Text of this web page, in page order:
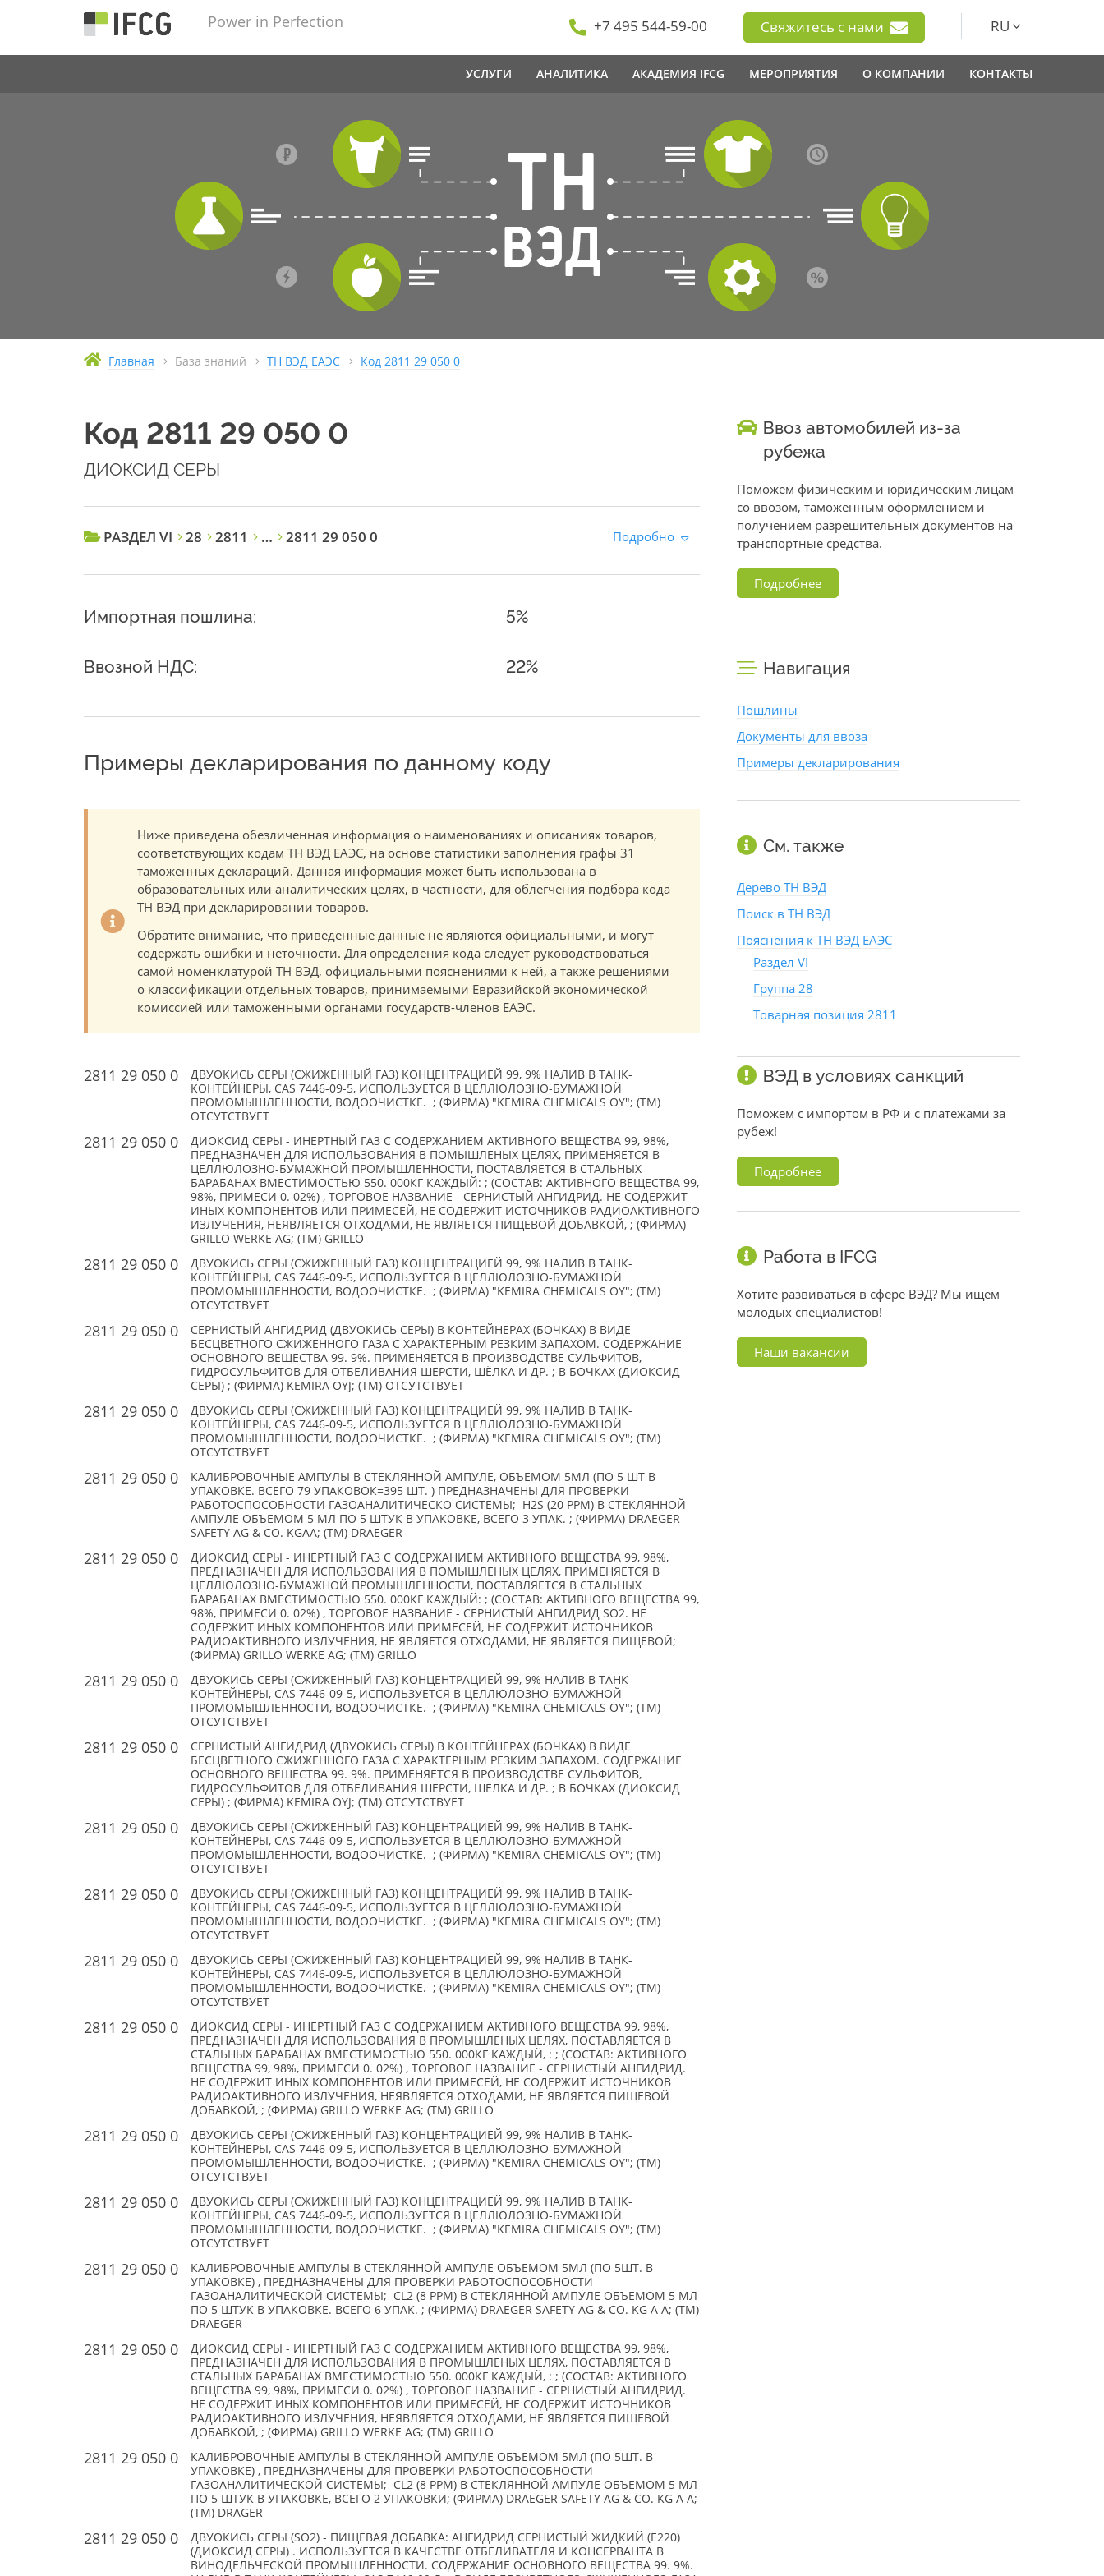
Power in Perfection +7 495 544-59-00 Свяжитесь с нами RU
УСЛУГИ АНАЛИТИКА АКАДЕМИЯ IFCG МЕРОПРИЯТИЯ О КОМПАНИИ КОНТАКТЫ
Главная База знаний ТН ВЭД ЕАЭС Код 2811 29 050 0
Код 2811 29 050 0
ДИОКСИД СЕРЫ
РАЗДЕЛ VI 28 2811 … 2811 29 050 0 Подробно
Импортная пошлина: 5%
Ввозной НДС: 22%
Примеры декларирования по данному коду
Ниже приведена обезличенная информация о наименованиях и описаниях товаров,
соответствующих кодам ТН ВЭД ЕАЭС, на основе статистики заполнения графы 31
таможенных деклараций. Данная информация может быть использована в
образовательных или аналитических целях, в частности, для облегчения подбора кода
ТН ВЭД при декларировании товаров.
Обратите внимание, что приведенные данные не являются официальными, и могут
содержать ошибки и неточности. Для определения кода следует руководствоваться
самой номенклатурой ТН ВЭД, официальными пояснениями к ней, а также решениями
о классификации отдельных товаров, принимаемыми Евразийской экономической
комиссией или таможенными органами государств-членов ЕАЭС.
2811 29 050 0
ДВУОКИСЬ СЕРЫ (СЖИЖЕННЫЙ ГАЗ) КОНЦЕНТРАЦИЕЙ 99, 9% НАЛИВ В ТАНК-
КОНТЕЙНЕРЫ, CAS 7446-09-5, ИСПОЛЬЗУЕТСЯ В ЦЕЛЛЮЛОЗНО-БУМАЖНОЙ
ПРОМОМЫШЛЕННОСТИ, ВОДООЧИСТКЕ. ; (ФИРМА) "KEMIRA CHEMICALS OY"; (TM)
ОТСУТСТВУЕТ
2811 29 050 0
ДИОКСИД СЕРЫ - ИНЕРТНЫЙ ГАЗ С СОДЕРЖАНИЕМ АКТИВНОГО ВЕЩЕСТВА 99, 98%,
ПРЕДНАЗНАЧЕН ДЛЯ ИСПОЛЬЗОВАНИЯ В ПОМЫШЛЕНЫХ ЦЕЛЯХ, ПРИМЕНЯЕТСЯ В
ЦЕЛЛЮЛОЗНО-БУМАЖНОЙ ПРОМЫШЛЕННОСТИ, ПОСТАВЛЯЕТСЯ В СТАЛЬНЫХ
БАРАБАНАХ ВМЕСТИМОСТЬЮ 550. 000КГ КАЖДЫЙ: ; (СОСТАВ: АКТИВНОГО ВЕЩЕСТВА 99,
98%, ПРИМЕСИ 0. 02%) , ТОРГОВОЕ НАЗВАНИЕ - СЕРНИСТЫЙ АНГИДРИД. НЕ СОДЕРЖИТ
ИНЫХ КОМПОНЕНТОВ ИЛИ ПРИМЕСЕЙ, НЕ СОДЕРЖИТ ИСТОЧНИКОВ РАДИОАКТИВНОГО
ИЗЛУЧЕНИЯ, НЕЯВЛЯЕТСЯ ОТХОДАМИ, НЕ ЯВЛЯЕТСЯ ПИЩЕВОЙ ДОБАВКОЙ, ; (ФИРМА)
GRILLO WERKE AG; (TM) GRILLO
2811 29 050 0
ДВУОКИСЬ СЕРЫ (СЖИЖЕННЫЙ ГАЗ) КОНЦЕНТРАЦИЕЙ 99, 9% НАЛИВ В ТАНК-
КОНТЕЙНЕРЫ, CAS 7446-09-5, ИСПОЛЬЗУЕТСЯ В ЦЕЛЛЮЛОЗНО-БУМАЖНОЙ
ПРОМОМЫШЛЕННОСТИ, ВОДООЧИСТКЕ. ; (ФИРМА) "KEMIRA CHEMICALS OY"; (TM)
ОТСУТСТВУЕТ
2811 29 050 0
СЕРНИСТЫЙ АНГИДРИД (ДВУОКИСЬ СЕРЫ) В КОНТЕЙНЕРАХ (БОЧКАХ) В ВИДЕ
БЕСЦВЕТНОГО СЖИЖЕННОГО ГАЗА С ХАРАКТЕРНЫМ РЕЗКИМ ЗАПАХОМ. СОДЕРЖАНИЕ
ОСНОВНОГО ВЕЩЕСТВА 99. 9%. ПРИМЕНЯЕТСЯ В ПРОИЗВОДСТВЕ СУЛЬФИТОВ,
ГИДРОСУЛЬФИТОВ ДЛЯ ОТБЕЛИВАНИЯ ШЕРСТИ, ШЁЛКА И ДР. ; В БОЧКАХ (ДИОКСИД
СЕРЫ) ; (ФИРМА) KEMIRA OYJ; (TM) ОТСУТСТВУЕТ
2811 29 050 0
ДВУОКИСЬ СЕРЫ (СЖИЖЕННЫЙ ГАЗ) КОНЦЕНТРАЦИЕЙ 99, 9% НАЛИВ В ТАНК-
КОНТЕЙНЕРЫ, CAS 7446-09-5, ИСПОЛЬЗУЕТСЯ В ЦЕЛЛЮЛОЗНО-БУМАЖНОЙ
ПРОМОМЫШЛЕННОСТИ, ВОДООЧИСТКЕ. ; (ФИРМА) "KEMIRA CHEMICALS OY"; (TM)
ОТСУТСТВУЕТ
2811 29 050 0
КАЛИБРОВОЧНЫЕ АМПУЛЫ В СТЕКЛЯННОЙ АМПУЛЕ, ОБЪЕМОМ 5МЛ (ПО 5 ШТ В
УПАКОВКЕ. ВСЕГО 79 УПАКОВОК=395 ШТ. ) ПРЕДНАЗНАЧЕНЫ ДЛЯ ПРОВЕРКИ
РАБОТОСПОСОБНОСТИ ГАЗОАНАЛИТИЧЕСКО СИСТЕМЫ; H2S (20 PPM) В СТЕКЛЯННОЙ
АМПУЛЕ ОБЪЕМОМ 5 МЛ ПО 5 ШТУК В УПАКОВКЕ, ВСЕГО 3 УПАК. ; (ФИРМА) DRAEGER
SAFETY AG & CO. KGAA; (TM) DRAEGER
2811 29 050 0
ДИОКСИД СЕРЫ - ИНЕРТНЫЙ ГАЗ С СОДЕРЖАНИЕМ АКТИВНОГО ВЕЩЕСТВА 99, 98%,
ПРЕДНАЗНАЧЕН ДЛЯ ИСПОЛЬЗОВАНИЯ В ПОМЫШЛЕНЫХ ЦЕЛЯХ, ПРИМЕНЯЕТСЯ В
ЦЕЛЛЮЛОЗНО-БУМАЖНОЙ ПРОМЫШЛЕННОСТИ, ПОСТАВЛЯЕТСЯ В СТАЛЬНЫХ
БАРАБАНАХ ВМЕСТИМОСТЬЮ 550. 000КГ КАЖДЫЙ: ; (СОСТАВ: АКТИВНОГО ВЕЩЕСТВА 99,
98%, ПРИМЕСИ 0. 02%) , ТОРГОВОЕ НАЗВАНИЕ - СЕРНИСТЫЙ АНГИДРИД SO2. НЕ
СОДЕРЖИТ ИНЫХ КОМПОНЕНТОВ ИЛИ ПРИМЕСЕЙ, НЕ СОДЕРЖИТ ИСТОЧНИКОВ
РАДИОАКТИВНОГО ИЗЛУЧЕНИЯ, НЕ ЯВЛЯЕТСЯ ОТХОДАМИ, НЕ ЯВЛЯЕТСЯ ПИЩЕВОЙ;
(ФИРМА) GRILLO WERKE AG; (TM) GRILLO
2811 29 050 0
ДВУОКИСЬ СЕРЫ (СЖИЖЕННЫЙ ГАЗ) КОНЦЕНТРАЦИЕЙ 99, 9% НАЛИВ В ТАНК-
КОНТЕЙНЕРЫ, CAS 7446-09-5, ИСПОЛЬЗУЕТСЯ В ЦЕЛЛЮЛОЗНО-БУМАЖНОЙ
ПРОМОМЫШЛЕННОСТИ, ВОДООЧИСТКЕ. ; (ФИРМА) "KEMIRA CHEMICALS OY"; (TM)
ОТСУТСТВУЕТ
2811 29 050 0
СЕРНИСТЫЙ АНГИДРИД (ДВУОКИСЬ СЕРЫ) В КОНТЕЙНЕРАХ (БОЧКАХ) В ВИДЕ
БЕСЦВЕТНОГО СЖИЖЕННОГО ГАЗА С ХАРАКТЕРНЫМ РЕЗКИМ ЗАПАХОМ. СОДЕРЖАНИЕ
ОСНОВНОГО ВЕЩЕСТВА 99. 9%. ПРИМЕНЯЕТСЯ В ПРОИЗВОДСТВЕ СУЛЬФИТОВ,
ГИДРОСУЛЬФИТОВ ДЛЯ ОТБЕЛИВАНИЯ ШЕРСТИ, ШЁЛКА И ДР. ; В БОЧКАХ (ДИОКСИД
СЕРЫ) ; (ФИРМА) KEMIRA OYJ; (TM) ОТСУТСТВУЕТ
2811 29 050 0
ДВУОКИСЬ СЕРЫ (СЖИЖЕННЫЙ ГАЗ) КОНЦЕНТРАЦИЕЙ 99, 9% НАЛИВ В ТАНК-
КОНТЕЙНЕРЫ, CAS 7446-09-5, ИСПОЛЬЗУЕТСЯ В ЦЕЛЛЮЛОЗНО-БУМАЖНОЙ
ПРОМОМЫШЛЕННОСТИ, ВОДООЧИСТКЕ. ; (ФИРМА) "KEMIRA CHEMICALS OY"; (TM)
ОТСУТСТВУЕТ
2811 29 050 0
ДВУОКИСЬ СЕРЫ (СЖИЖЕННЫЙ ГАЗ) КОНЦЕНТРАЦИЕЙ 99, 9% НАЛИВ В ТАНК-
КОНТЕЙНЕРЫ, CAS 7446-09-5, ИСПОЛЬЗУЕТСЯ В ЦЕЛЛЮЛОЗНО-БУМАЖНОЙ
ПРОМОМЫШЛЕННОСТИ, ВОДООЧИСТКЕ. ; (ФИРМА) "KEMIRA CHEMICALS OY"; (TM)
ОТСУТСТВУЕТ
2811 29 050 0
ДВУОКИСЬ СЕРЫ (СЖИЖЕННЫЙ ГАЗ) КОНЦЕНТРАЦИЕЙ 99, 9% НАЛИВ В ТАНК-
КОНТЕЙНЕРЫ, CAS 7446-09-5, ИСПОЛЬЗУЕТСЯ В ЦЕЛЛЮЛОЗНО-БУМАЖНОЙ
ПРОМОМЫШЛЕННОСТИ, ВОДООЧИСТКЕ. ; (ФИРМА) "KEMIRA CHEMICALS OY"; (TM)
ОТСУТСТВУЕТ
2811 29 050 0
ДИОКСИД СЕРЫ - ИНЕРТНЫЙ ГАЗ С СОДЕРЖАНИЕМ АКТИВНОГО ВЕЩЕСТВА 99, 98%,
ПРЕДНАЗНАЧЕН ДЛЯ ИСПОЛЬЗОВАНИЯ В ПРОМЫШЛЕНЫХ ЦЕЛЯХ, ПОСТАВЛЯЕТСЯ В
СТАЛЬНЫХ БАРАБАНАХ ВМЕСТИМОСТЬЮ 550. 000КГ КАЖДЫЙ, : ; (СОСТАВ: АКТИВНОГО
ВЕЩЕСТВА 99, 98%, ПРИМЕСИ 0. 02%) , ТОРГОВОЕ НАЗВАНИЕ - СЕРНИСТЫЙ АНГИДРИД.
НЕ СОДЕРЖИТ ИНЫХ КОМПОНЕНТОВ ИЛИ ПРИМЕСЕЙ, НЕ СОДЕРЖИТ ИСТОЧНИКОВ
РАДИОАКТИВНОГО ИЗЛУЧЕНИЯ, НЕЯВЛЯЕТСЯ ОТХОДАМИ, НЕ ЯВЛЯЕТСЯ ПИЩЕВОЙ
ДОБАВКОЙ, ; (ФИРМА) GRILLO WERKE AG; (TM) GRILLO
2811 29 050 0
ДВУОКИСЬ СЕРЫ (СЖИЖЕННЫЙ ГАЗ) КОНЦЕНТРАЦИЕЙ 99, 9% НАЛИВ В ТАНК-
КОНТЕЙНЕРЫ, CAS 7446-09-5, ИСПОЛЬЗУЕТСЯ В ЦЕЛЛЮЛОЗНО-БУМАЖНОЙ
ПРОМОМЫШЛЕННОСТИ, ВОДООЧИСТКЕ. ; (ФИРМА) "KEMIRA CHEMICALS OY"; (TM)
ОТСУТСТВУЕТ
2811 29 050 0
ДВУОКИСЬ СЕРЫ (СЖИЖЕННЫЙ ГАЗ) КОНЦЕНТРАЦИЕЙ 99, 9% НАЛИВ В ТАНК-
КОНТЕЙНЕРЫ, CAS 7446-09-5, ИСПОЛЬЗУЕТСЯ В ЦЕЛЛЮЛОЗНО-БУМАЖНОЙ
ПРОМОМЫШЛЕННОСТИ, ВОДООЧИСТКЕ. ; (ФИРМА) "KEMIRA CHEMICALS OY"; (TM)
ОТСУТСТВУЕТ
2811 29 050 0
КАЛИБРОВОЧНЫЕ АМПУЛЫ В СТЕКЛЯННОЙ АМПУЛЕ ОБЪЕМОМ 5МЛ (ПО 5ШТ. В
УПАКОВКЕ) , ПРЕДНАЗНАЧЕНЫ ДЛЯ ПРОВЕРКИ РАБОТОСПОСОБНОСТИ
ГАЗОАНАЛИТИЧЕСКОЙ СИСТЕМЫ; CL2 (8 PPM) В СТЕКЛЯННОЙ АМПУЛЕ ОБЪЕМОМ 5 МЛ
ПО 5 ШТУК В УПАКОВКЕ. ВСЕГО 6 УПАК. ; (ФИРМА) DRAEGER SAFETY AG & CO. KG A A; (TM)
DRAEGER
2811 29 050 0
ДИОКСИД СЕРЫ - ИНЕРТНЫЙ ГАЗ С СОДЕРЖАНИЕМ АКТИВНОГО ВЕЩЕСТВА 99, 98%,
ПРЕДНАЗНАЧЕН ДЛЯ ИСПОЛЬЗОВАНИЯ В ПРОМЫШЛЕНЫХ ЦЕЛЯХ, ПОСТАВЛЯЕТСЯ В
СТАЛЬНЫХ БАРАБАНАХ ВМЕСТИМОСТЬЮ 550. 000КГ КАЖДЫЙ, : ; (СОСТАВ: АКТИВНОГО
ВЕЩЕСТВА 99, 98%, ПРИМЕСИ 0. 02%) , ТОРГОВОЕ НАЗВАНИЕ - СЕРНИСТЫЙ АНГИДРИД.
НЕ СОДЕРЖИТ ИНЫХ КОМПОНЕНТОВ ИЛИ ПРИМЕСЕЙ, НЕ СОДЕРЖИТ ИСТОЧНИКОВ
РАДИОАКТИВНОГО ИЗЛУЧЕНИЯ, НЕЯВЛЯЕТСЯ ОТХОДАМИ, НЕ ЯВЛЯЕТСЯ ПИЩЕВОЙ
ДОБАВКОЙ, ; (ФИРМА) GRILLO WERKE AG; (TM) GRILLO
2811 29 050 0
КАЛИБРОВОЧНЫЕ АМПУЛЫ В СТЕКЛЯННОЙ АМПУЛЕ ОБЪЕМОМ 5МЛ (ПО 5ШТ. В
УПАКОВКЕ) , ПРЕДНАЗНАЧЕНЫ ДЛЯ ПРОВЕРКИ РАБОТОСПОСОБНОСТИ
ГАЗОАНАЛИТИЧЕСКОЙ СИСТЕМЫ; CL2 (8 PPM) В СТЕКЛЯННОЙ АМПУЛЕ ОБЪЕМОМ 5 МЛ
ПО 5 ШТУК В УПАКОВКЕ, ВСЕГО 2 УПАКОВКИ; (ФИРМА) DRAEGER SAFETY AG & CO. KG A A;
(TM) DRAGER
2811 29 050 0
ДВУОКИСЬ СЕРЫ (SO2) - ПИЩЕВАЯ ДОБАВКА: АНГИДРИД СЕРНИСТЫЙ ЖИДКИЙ (Е220)
(ДИОКСИД СЕРЫ) . ИСПОЛЬЗУЕТСЯ В КАЧЕСТВЕ ОТБЕЛИВАТЕЛЯ И КОНСЕРВАНТА В
ВИНОДЕЛЬЧЕСКОЙ ПРОМЫШЛЕННОСТИ. СОДЕРЖАНИЕ ОСНОВНОГО ВЕЩЕСТВА 99. 9%.
Ввоз автомобилей из-за
рубежа
Поможем физическим и юридическим лицам
со ввозом, таможенным оформлением и
получением разрешительных документов на
транспортные средства.
Подробнее
Навигация
Пошлины
Документы для ввоза
Примеры декларирования
См. также
Дерево ТН ВЭД
Поиск в ТН ВЭД
Пояснения к ТН ВЭД ЕАЭС
Раздел VI
Группа 28
Товарная позиция 2811
ВЭД в условиях санкций
Поможем с импортом в РФ и с платежами за
рубеж!
Подробнее
Работа в IFCG
Хотите развиваться в сфере ВЭД? Мы ищем
молодых специалистов!
Наши вакансии